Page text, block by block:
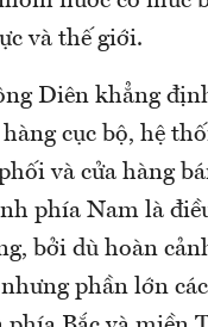
và thế giới.
Diên khẳng
cục bộ, hệ
và cửa hàng
phía Nam là
bởi dù hoàn
phần lớn